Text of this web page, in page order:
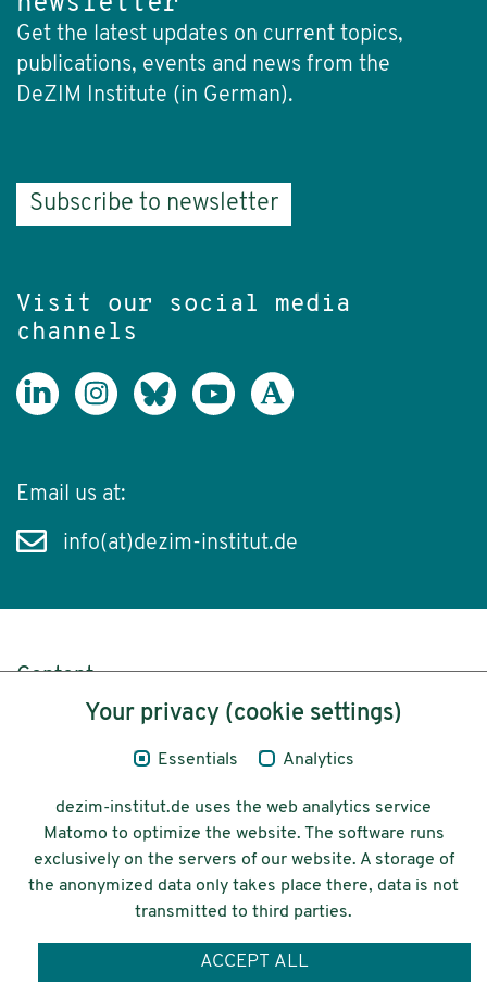
Get the latest updates on current topics,
publications, events and news from the
DeZIM Institute (in German).
Subscribe to newsletter
Visit our social media
channels
Email us at:
info(at)dezim-institut.de
Content
Legal Notice
© 2026 Deutsches Zentrum für
Integrations-
und Migrationsforschung DeZIM e.V.
Your privacy (cookie settings)
Essentials Analytics
dezim-institut.de uses the web analytics service
Matomo to optimize the website. The software runs
exclusively on the servers of our website. A storage of
the anonymized data only takes place there, data is not
transmitted to third parties.
ACCEPT ALL